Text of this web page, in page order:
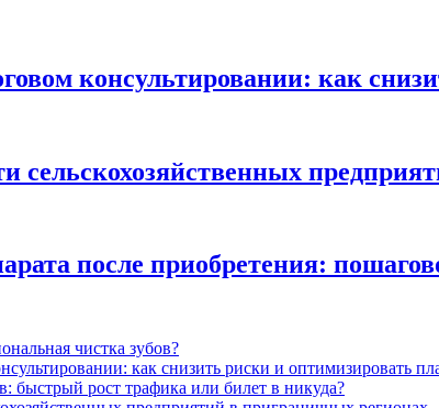
консультировании: как
сельскохозяйственных
после приобретения:
чистка зубов?
как снизить риски и оптимизировать
быстрый рост трафика или билет в никуда?